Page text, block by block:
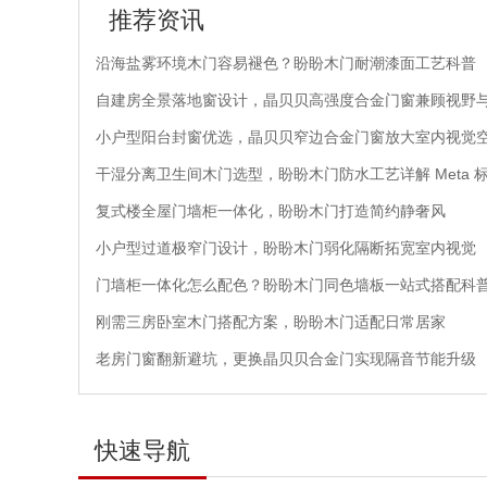
推荐资讯
沿海盐雾环境木门容易褪色？盼盼木门耐潮漆面工艺科普
自建房全景落地窗设计，晶贝贝高强度合金门窗兼顾视野
小户型阳台封窗优选，晶贝贝窄边合金门窗放大室内视觉
干湿分离卫生间木门选型，盼盼木门防水工艺详解 Meta
复式楼全屋门墙柜一体化，盼盼木门打造简约静奢风
小户型过道极窄门设计，盼盼木门弱化隔断拓宽室内视觉
门墙柜一体化怎么配色？盼盼木门同色墙板一站式搭配科
刚需三房卧室木门搭配方案，盼盼木门适配日常居家
老房门窗翻新避坑，更换晶贝贝合金门实现隔音节能升级
快速导航